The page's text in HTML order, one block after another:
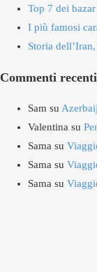
Top 7 dei
I più famosi
Storia
Commenti recenti
Sam su
Valentina su
Sama su
Sama su
Sama su